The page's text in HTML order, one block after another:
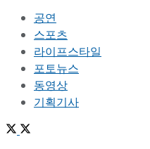
공연
스포츠
라이프스타일
포토뉴스
동영상
기획기사